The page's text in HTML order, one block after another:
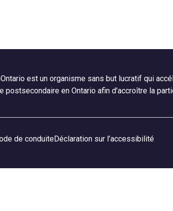
est un organisme sans but lucratif qui
postsecondaire en Ontario afin d'accroître la
de conduiteDéclaration sur l’accessibilité